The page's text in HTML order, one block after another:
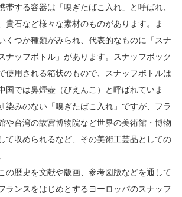
帯する容器は「嗅ぎたばこ入れ」と呼ばれ、
貴石など様々な素材のものがあります。ま
くつか種類がみられ、代表的なものに「スナ
ナッフボトル」があります。スナッフボック
使用される箱状のもので、スナッフボトルは
国では鼻煙壺（びえんこ）と呼ばれていま
染みのない「嗅ぎたばこ入れ」ですが、フラ
や台湾の故宮博物院など世界の美術館・博物
て収められるなど、その美術工芸品としての
の歴史を文献や版画、参考図版などを通して
ランスをはじめとするヨーロッパのスナッフ